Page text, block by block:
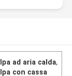
ad aria calda,
con cassa